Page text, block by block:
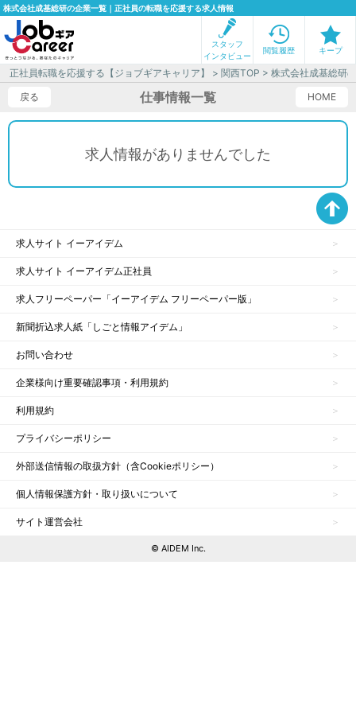
株式会社成基総研の企業一覧｜正社員の転職を応援する求人情報
スタッフ
インタビュー
閲覧履歴 キープ
正社員転職を応援する【ジョブギアキャリア】 >関西TOP > 株式会社成基総研
戻る
HOME
仕事情報一覧
求人情報がありませんでした
求人サイト イーアイデム
求人サイト イーアイデム正社員
求人フリーペーパー「イーアイデム フリーペーパー版」
新聞折込求人紙「しごと情報アイデム」
お問い合わせ
企業様向け重要確認事項・利用規約
利用規約
プライバシーポリシー
外部送信情報の取扱方針（含Cookieポリシー）
個人情報保護方針・取り扱いについて
サイト運営会社
© AIDEM Inc.